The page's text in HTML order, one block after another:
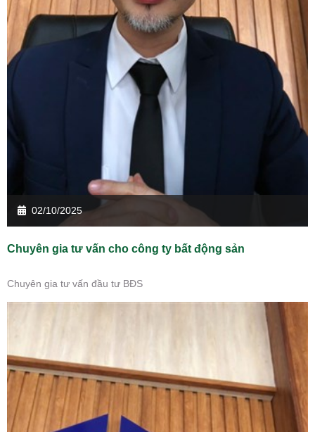
02/10/2025
Chuyên gia tư vấn cho công ty bất động sản
Chuyên gia tư vấn đầu tư BĐS